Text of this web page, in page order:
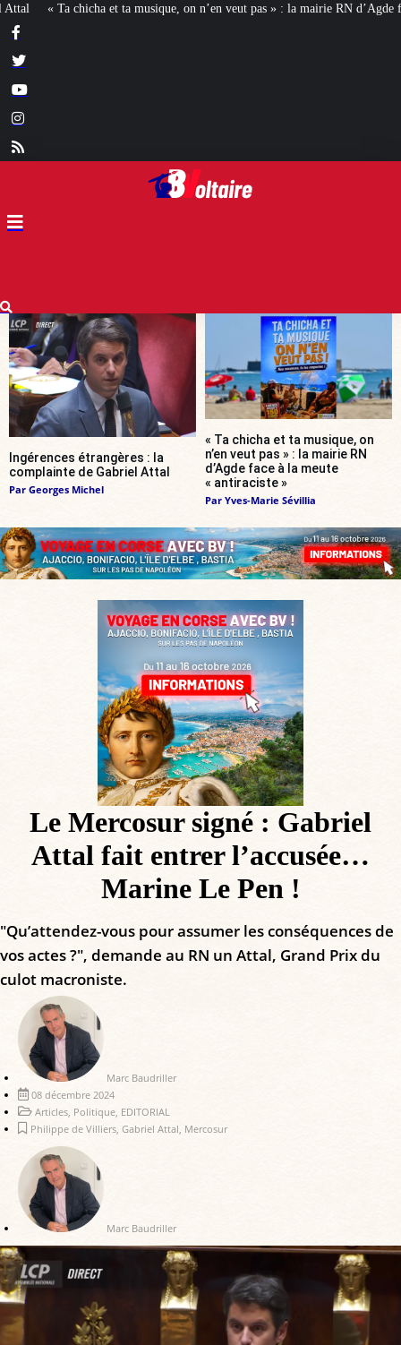
n’en veut pas » : la mairie RN d’Agde face à la meute « antiraciste » La
Ingérences étrangères : la
complainte de Gabriel Attal
Par Georges Michel
« Ta chicha et ta musique, on
n’en veut pas » : la mairie RN
d’Agde face à la meute
« antiraciste »
Par Yves-Marie Sévillia
Le Mercosur signé : Gabriel
Attal fait entrer l’accusée…
Marine Le Pen !
"Qu’attendez-vous pour assumer les conséquences de
vos actes ?", demande au RN un Attal, Grand Prix du
culot macroniste.
Marc Baudriller
08 décembre 2024
Articles, Politique, EDITORIAL
Philippe de Villiers, Gabriel Attal, Mercosur
Marc Baudriller